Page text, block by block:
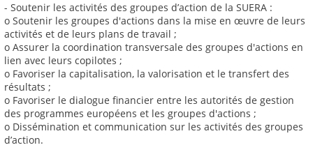
- Soutenir les activités des groupes d’action de la SUERA :
o Soutenir les groupes d'actions dans la mise en œuvre de leurs
activités et de leurs plans de travail ;
o Assurer la coordination transversale des groupes d'actions en
lien avec leurs copilotes ;
o Favoriser la capitalisation, la valorisation et le transfert des
résultats ;
o Favoriser le dialogue financier entre les autorités de gestion
des programmes européens et les groupes d'actions ;
o Dissémination et communication sur les activités des groupes
d’action.